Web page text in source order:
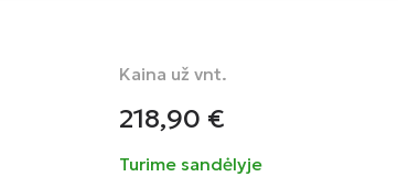
Kaina už vnt.
218,90 €
Turime sandėlyje